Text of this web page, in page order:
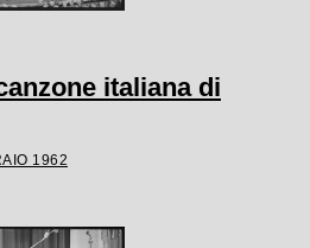
italiana di
1962